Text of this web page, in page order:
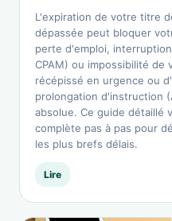
L'expiration de votre titre
dépassée peut bloquer
perte d'emploi,
CPAM) ou impossibilité de
récépissé en urgence ou
prolongation d'instruction
absolue. Ce guide détaillé
complète pas à pas pour
les plus brefs délais.
Lire